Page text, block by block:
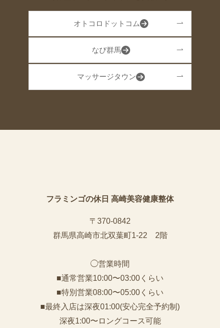
オトコロドットコム
なび群馬
マッサージタウン
フラミンゴの休日 高崎美容健康整体
〒370-0842
群馬県高崎市北双葉町1-22 2階
◯営業時間
■通常営業10:00〜03:00くらい
■特別営業08:00〜05:00くらい
■最終入店は深夜01:00(安心完全予約制)
深夜1:00〜ロングコース可能